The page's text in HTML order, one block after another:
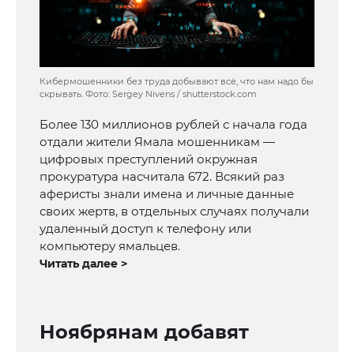
Кибермошенники без труда добывают всё, что нам надо бы
скрывать. Фото: Sergey Nivens / shutterstock.com
Более 130 миллионов рублей с начала года
отдали жители Ямала мошенникам —
цифровых преступлений окружная
прокуратура насчитала 672. Всякий раз
аферисты знали имена и личные данные
своих жертв, в отдельных случаях получали
удаленный доступ к телефону или
компьютеру ямальцев.
Читать далее >
Ноябрянам добавят